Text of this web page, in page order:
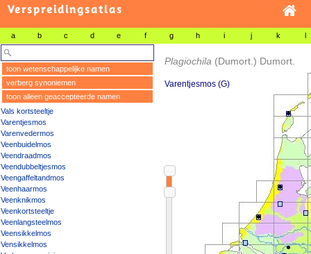
Verspreidingsatlas
a b c d e f g h i j k l
toon wetenschappelijke namen
verberg synoniemen
toon alleen geaccepteerde namen
Vals kortsteeltje
Varentjesmos
Varenvedermos
Veenbuidelmos
Veendraadmos
Veendubbeltjesmos
Veengaffeltandmos
Veenhaarmos
Veenknikmos
Veenkortsteeltje
Veenlangsteelmos
Veensikkelmos
Vensikkelmos
Plagiochila (Dumort.) Dumort.
Varentjesmos (G)